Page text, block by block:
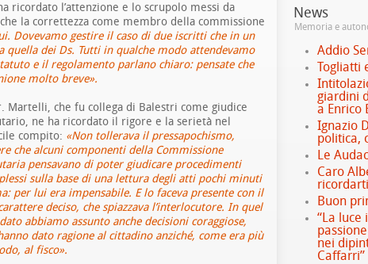
ricordato l’attenzione e lo scrupolo messi da
la correttezza come membro della commissione
Dovevamo gestire il caso di due iscritti che in un
quella dei Ds. Tutti in qualche modo attendevamo
e il regolamento parlano chiaro: pensate che
molto breve».
Martelli, che fu collega di Balestri come giudice
ne ha ricordato il rigore e la serietà nel
compito: «Non tollerava il pressapochismo,
che alcuni componenti della Commissione
pensavano di poter giudicare procedimenti
sulla base di una lettura degli atti pochi minuti
per lui era impensabile. E lo faceva presente con il
deciso, che spiazzava l’interlocutore. In quel
abbiamo assunto anche decisioni coraggiose,
dato ragione al cittadino anziché, come era più
al fisco».
News
Memoria e
Addio
Togliatti
giardini
a Enrico
Ignazio
politica,
Le
Caro
Buon
“La luce
nei
Caffarri”